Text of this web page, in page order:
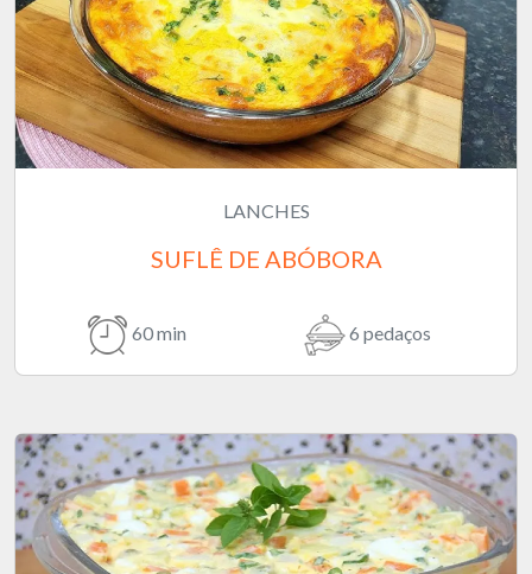
LANCHES
SUFLÊ DE ABÓBORA
60 min 6 pedaços